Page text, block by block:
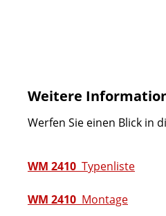
Weitere
Werfen Sie einen Blick in
WM 2410 Typenliste
WM 2410 Montage